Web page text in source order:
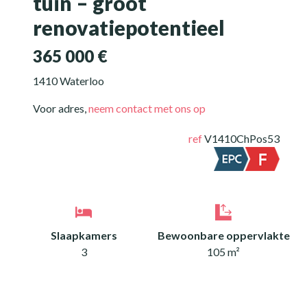
renovatiepotentieel
365 000 €
1410 Waterloo
Voor adres,neem contact met ons op
refV1410ChPos53
Slaapkamers
3
Bewoonbare oppervlakte
105 m²